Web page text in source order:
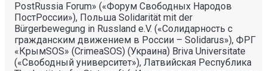
PostRussia Forum» («Форум Свободных Народов
ПостРоссии»), Польша Solidarität mit der
Bürgerbewegung in Russland e.V. («Солидарность с
гражданским движением в России – Solidarus»), ФРГ
«КрымSOS» (CrimeaSOS) (Украина) Briva Universitate
(«Свободный университет»), Латвийская Республика